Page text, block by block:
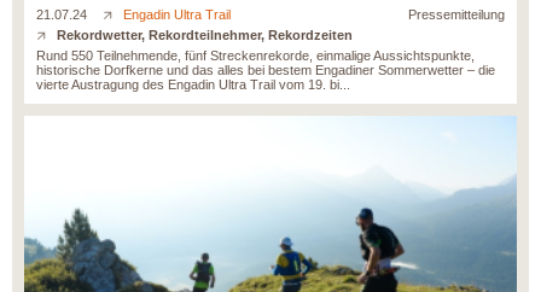
21.07.24 Engadin Ultra Trail
Pressemitteilung
Rekordwetter, Rekordteilnehmer, Rekordzeiten
Rund 550 Teilnehmende, fünf Streckenrekorde, einmalige Aussichtspunkte,
historische Dorfkerne und das alles bei bestem Engadiner Sommerwetter – die
vierte Austragung des Engadin Ultra Trail vom 19. bi...